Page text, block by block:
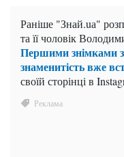
Раніше "Знай.uа"
та її чоловік
Першими знімками
знаменитість вже
своїй сторінці в